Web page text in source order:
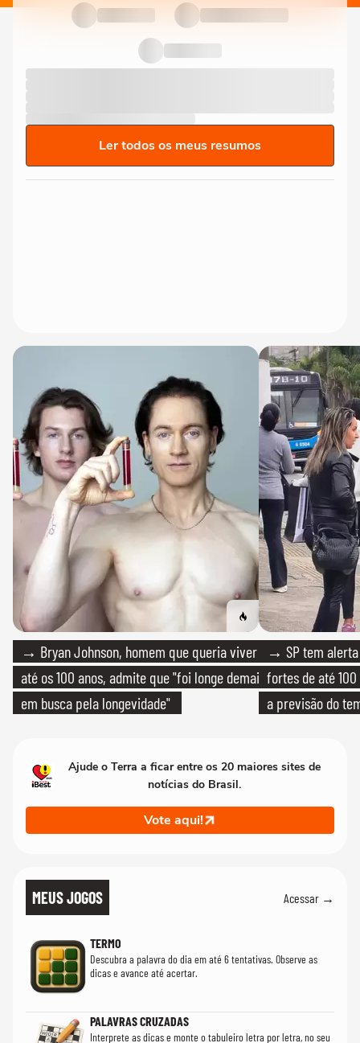
Ler todos os meus resumos
→ Bryan Johnson, homem que queria viver
até os 100 anos, admite que "foi longe demais
em busca pela longevidade"
→ SP tem
fortes de até
a previsão do
Ajude o Terra a ficar entre os 20 maiores sites de
notícias do Brasil.
Vote aqui!
MEUS JOGOS Acessar →
TERMO
Descubra a palavra do dia em até 6 tentativas. Observe as
dicas e avance até acertar.
PALAVRAS CRUZADAS
Interprete as dicas e monte o tabuleiro letra por letra, no seu